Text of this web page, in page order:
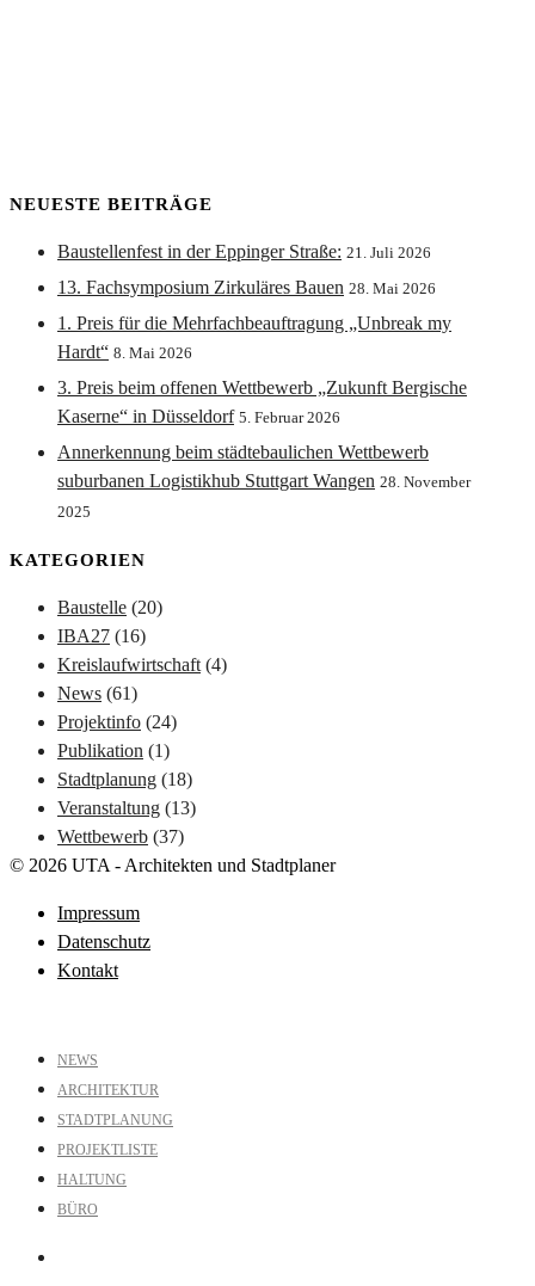
NEUESTE BEITRÄGE
Baustellenfest in der Eppinger Straße: 21. Juli 2026
13. Fachsymposium Zirkuläres Bauen 28. Mai 2026
1. Preis für die Mehrfachbeauftragung „Unbreak my
Hardt“ 8. Mai 2026
3. Preis beim offenen Wettbewerb „Zukunft Bergische
Kaserne“ in Düsseldorf 5. Februar 2026
Annerkennung beim städtebaulichen Wettbewerb
suburbanen Logistikhub Stuttgart Wangen 28. November
2025
KATEGORIEN
Baustelle (20)
IBA27 (16)
Kreislaufwirtschaft (4)
News (61)
Projektinfo (24)
Publikation (1)
Stadtplanung (18)
Veranstaltung (13)
Wettbewerb (37)
© 2026 UTA - Architekten und Stadtplaner
Impressum
Datenschutz
Kontakt
NEWS
ARCHITEKTUR
STADTPLANUNG
PROJEKTLISTE
HALTUNG
BÜRO